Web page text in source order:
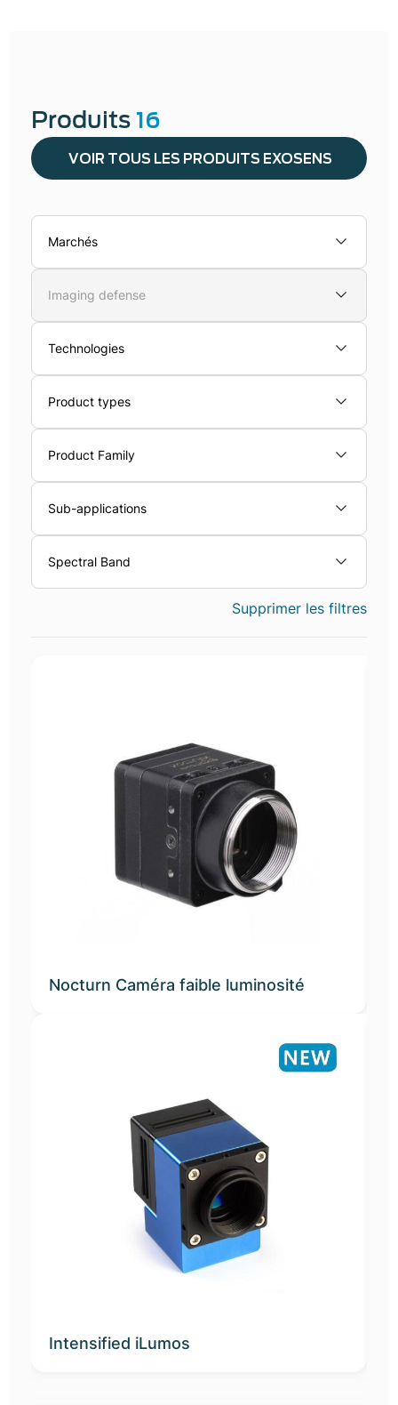
Produits 16
VOIR TOUS LES PRODUITS EXOSENS
Marchés
Imaging defense
Technologies
Product types
Product Family
Sub-applications
Spectral Band
Supprimer les filtres
Nocturn Caméra faible luminosité
Intensified iLumos